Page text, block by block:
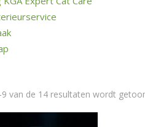
van de 14 resultaten wordt